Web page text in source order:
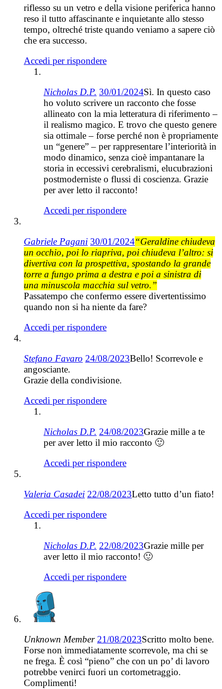
riflesso su un vetro e della visione periferica hanno
reso il tutto affascinante e inquietante allo stesso
tempo, oltreché triste quando veniamo a sapere ciò
che era successo.
Accedi per rispondere
Nicholas D.P. 30/01/2024Sì. In questo caso
ho voluto scrivere un racconto che fosse
allineato con la mia letteratura di riferimento –
il realismo magico. E trovo che questo genere
sia ottimale – forse perché non è propriamente
un “genere” – per rappresentare l’interiorità in
modo dinamico, senza cioè impantanare la
storia in eccessivi cerebralismi, elucubrazioni
postmoderniste o flussi di coscienza. Grazie
per aver letto il racconto!
Accedi per rispondere
Gabriele Pagani 30/01/2024“Geraldine chiudeva
un occhio, poi lo riapriva, poi chiudeva l’altro: si
divertiva con la prospettiva, spostando la grande
torre a fungo prima a destra e poi a sinistra di
una minuscola macchia sul vetro.”
Passatempo che confermo essere divertentissimo
quando non si ha niente da fare?
Accedi per rispondere
Stefano Favaro 24/08/2023Bello! Scorrevole e
angosciante.
Grazie della condivisione.
Accedi per rispondere
Nicholas D.P. 24/08/2023Grazie mille a te
per aver letto il mio racconto 🙂
Accedi per rispondere
Valeria Casadei 22/08/2023Letto tutto d’un fiato!
Accedi per rispondere
Nicholas D.P. 22/08/2023Grazie mille per
aver letto il mio racconto! 🙂
Accedi per rispondere
Unknown Member 21/08/2023Scritto molto bene.
Forse non immediatamente scorrevole, ma chi se
ne frega. È così “pieno” che con un po’ di lavoro
potrebbe venirci fuori un cortometraggio.
Complimenti!